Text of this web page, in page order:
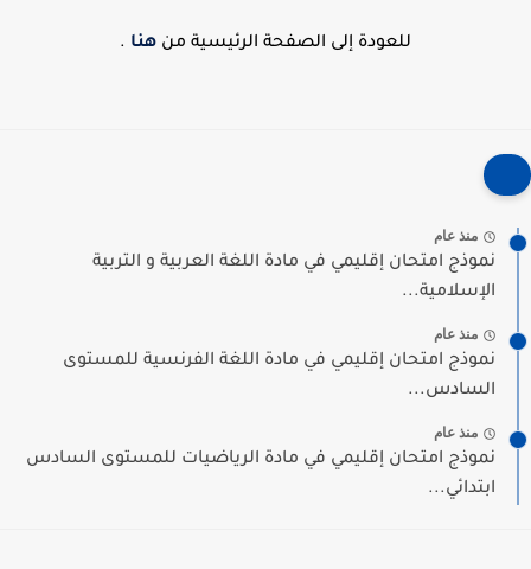
للعودة إلى الصفحة الرئيسية من هنا .
منذ عام
نموذج امتحان إقليمي في مادة اللغة العربية و التربية
الإسلامية...
منذ عام
نموذج امتحان إقليمي في مادة اللغة الفرنسية للمستوى
السادس...
منذ عام
نموذج امتحان إقليمي في مادة الرياضيات للمستوى السادس
ابتدائي...